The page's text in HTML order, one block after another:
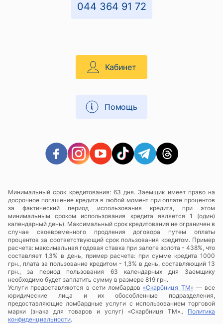
044 364 91 72
Кабинет
Помощь
Минимальный срок кредитования: 63 дня. Заемщик имеет право на
досрочное погашение кредита в любой момент при оплате процентов
за фактический период использования кредита, при этом
минимальным сроком использования кредита является 1 (один)
календарный день). Максимальный срок кредитования не ограничен в
случае своевременного продления договора путем оплаты
процентов за соответствующий срок пользования кредитом. Пример
расчета: максимальная годовая ставка при залоге золота - 438%, что
составляет 1,3% в день, пример расчета: при сумме кредита 1000
грн., плата за пользование кредитом - 1,3% в день, составляющий 13
грн., за период пользования 63 календарных дня Заемщику
необходимо будет заплатить сумму в размере 819 грн.
Услуги предоставляются в сети ломбардов «Скарбниця ТМ»— все
юридические лица и их обособленные подразделения,
предоставляющие ломбардные услуги с использованием торговой
марки (знака для товаров и услуг) «Скарбниця ТМ».. Политика
конфиденциальности.